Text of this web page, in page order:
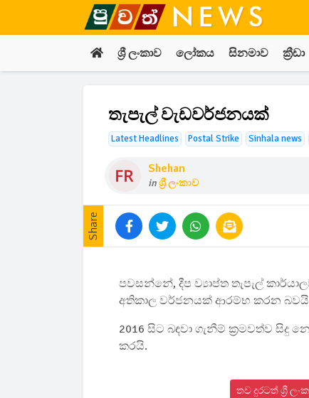
ශ්‍රී ලංකාව ලෝකය සිනමාව ක්‍රීඩා
තැපැල් වැඩවර්ජනයක්
Latest Headlines Postal Strike Sinhala news
Shehan
inශ්‍රී ලංකාව
Share
පවසන්නේ, දීප ව්‍යාප්ත තැපැල්
අතිකාල වර්ජනයක් ආරම්භ කරන
2016 සිට බඳවා ගැනීම් ක්‍රමවත්ව
කරයි.
තව දුරටත් ශ්‍රී